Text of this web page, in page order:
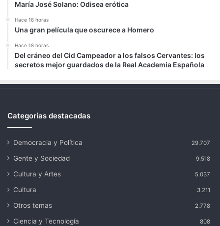
María José Solano: Odisea erótica
Hace 18 horas
Una gran película que oscurece a Homero
Hace 18 horas
Del cráneo del Cid Campeador a los falsos Cervantes: los
secretos mejor guardados de la Real Academia Española
Categorías destacadas
Democracia y Política 29.707
Gente y Sociedad 9.518
Cultura y Artes 5.037
Cultura 3.211
Otros temas 2.778
Ciencia y Tecnología 808